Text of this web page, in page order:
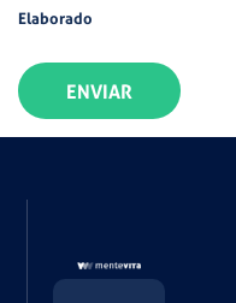
Elaborado
ENVIAR